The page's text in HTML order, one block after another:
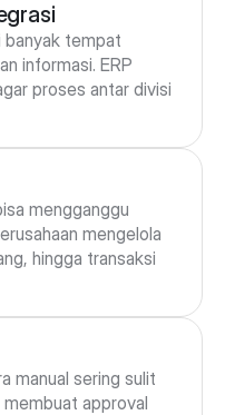
banyak tempat
informasi. ERP
proses antar divisi
mengganggu
mengelola
hingga transaksi
manual sering sulit
approval